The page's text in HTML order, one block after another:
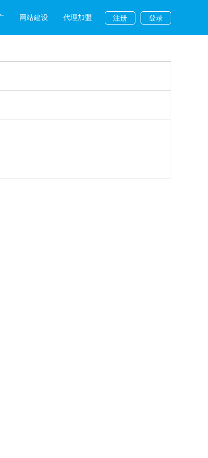
登录
注册
网站建设 代理加盟